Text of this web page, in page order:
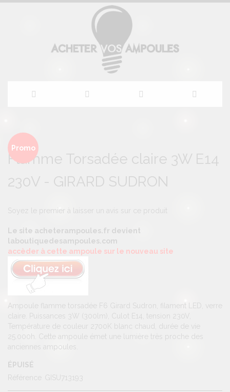
au
contenu
Skip
to
the
of
the
gallery
Skip
to
the
of
the
gallery
Promo
Flamme Torsadée claire 3W E14
230V - GIRARD SUDRON
Soyez le premier à laisser un avis sur ce produit
Le site acheterampoules.fr devient
laboutiquedesampoules.com
accèder à cette ampoule sur le nouveau site
Ampoule flamme torsadée F6 Girard Sudron, filament LED, verre
claire. Puissances 3W (300lm), Culot E14, tension 230V,
Température de couleur 2700K blanc chaud, durée de vie
25.000h. Cette ampoule émet une lumière très proche des
anciennes ampoules.
ÉPUISÉ
Référence GISU713193